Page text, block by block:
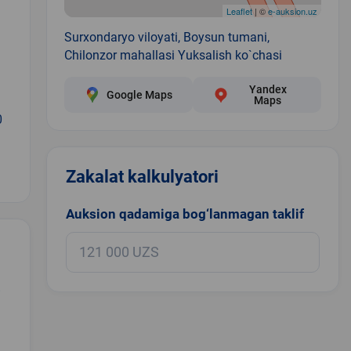
Leaflet| ©e-auksion.uz
Surxondaryo viloyati, Boysun tumani,
Chilonzor mahallasi Yuksalish ko`chasi
Google Maps
Yandex
Maps
Zakalat kalkulyatori
Auksion qadamiga bog‘lanmagan taklif